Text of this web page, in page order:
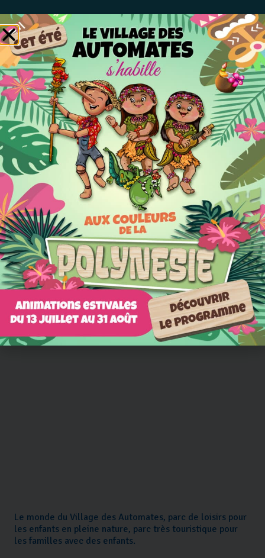
Le monde du Village des Automates, parc de loisirs pour
les enfants en pleine nature, parc très touristique pour
les familles avec des enfants.